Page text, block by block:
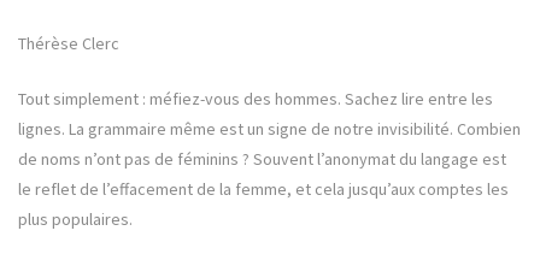
Thérèse Clerc
Tout simplement : méfiez-vous des hommes. Sachez lire entre les
lignes. La grammaire même est un signe de notre invisibilité. Combien
de noms n’ont pas de féminins ? Souvent l’anonymat du langage est
le reflet de l’effacement de la femme, et cela jusqu’aux comptes les
plus populaires.